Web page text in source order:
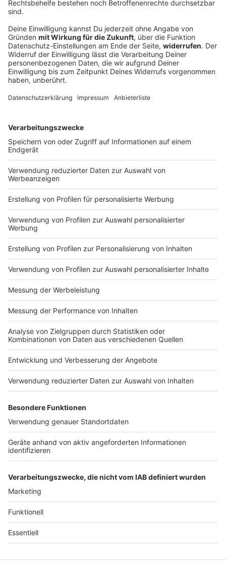
Schweinestall brennt – alle 1.600 Schweine
tot
Feueralarm im Landkreis Aichach-Friedberg: Ein Stall
gerettet werden.
DEINE GEMERKTEN ARTIKEL
Du hast dir noch keine Artikel gemerkt
Markiere sie hierfür mit einem
Impressum
Nutzungsbedingungen
Jobs
Presse
Werben
Archiv
ANTENNE BAYERN GROUP
Stiftung ANTENNE BAYERN
hilft
Teilnahmebedingungen
Grounding Page ANTENNE
BAYERN
Kontakt
Studio-Hotline
Verkehrs-Hotline
Datenschutz­erklärung
Newsletter